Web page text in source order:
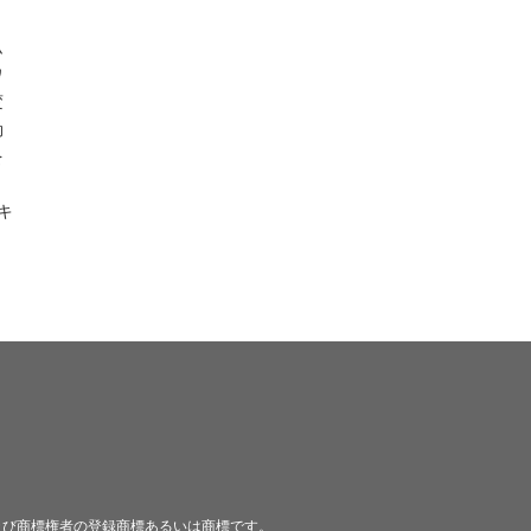
商標権者の登録商標あるいは商標です。